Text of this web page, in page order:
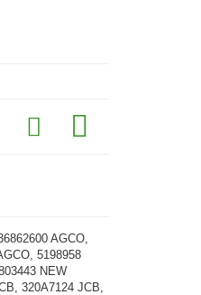
AGCO,
5198958
NEW
320A7124 JCB,